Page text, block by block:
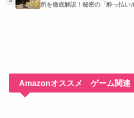
所を徹底解説！秘密の「酔っ払い
Amazonオススメ ゲーム関連